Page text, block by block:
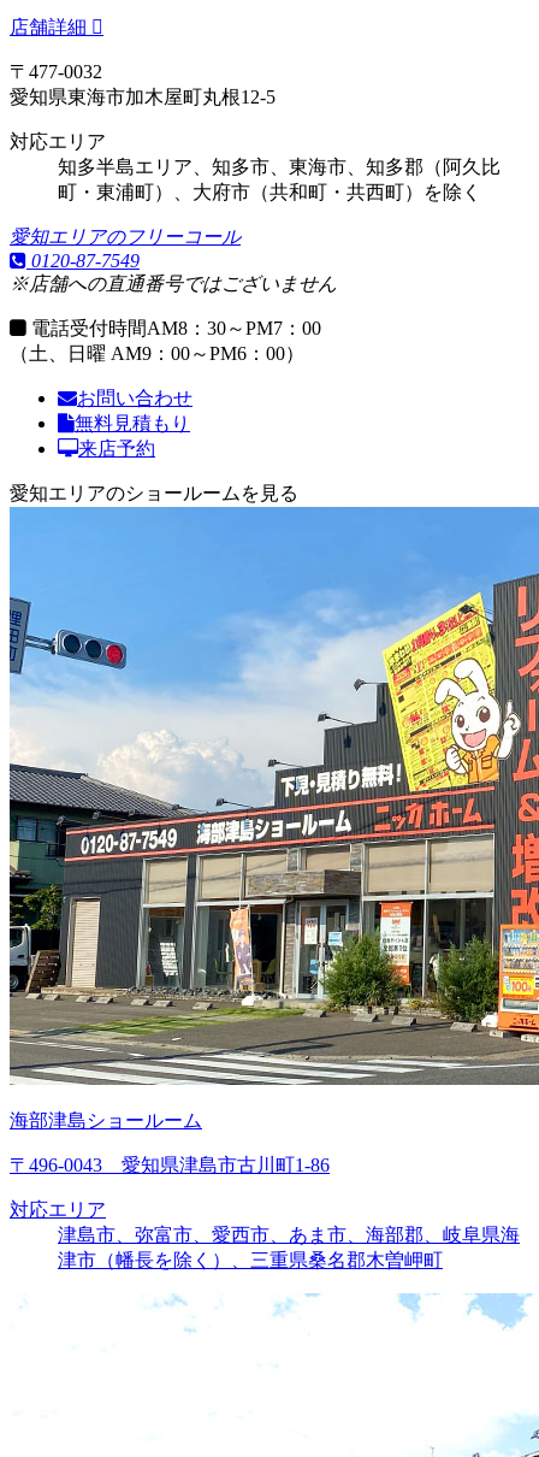
店舗詳細
〒477-0032
愛知県東海市加木屋町丸根12-5
対応エリア
知多半島エリア、知多市、東海市、知多郡（阿久比
町・東浦町）、大府市（共和町・共西町）を除く
愛知エリアのフリーコール
0120-87-7549
※店舗への直通番号ではございません
電話受付時間AM8：30～PM7：00
（土、日曜 AM9：00～PM6：00）
お問い合わせ
無料見積もり
来店予約
愛知エリアのショールームを見る
海部津島ショールーム
〒496-0043 愛知県津島市古川町1-86
対応エリア
津島市、弥富市、愛西市、あま市、海部郡、岐阜県海
津市（幡長を除く）、三重県桑名郡木曽岬町